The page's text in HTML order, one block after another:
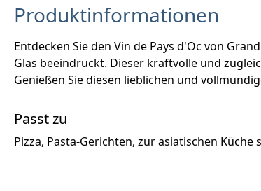
Produktinformationen
Entdecken Sie den Vin de Pays d'Oc von
Glas beeindruckt. Dieser kraftvolle und
Genießen Sie diesen lieblichen und
Passt zu
Pizza, Pasta-Gerichten, zur asiatischen